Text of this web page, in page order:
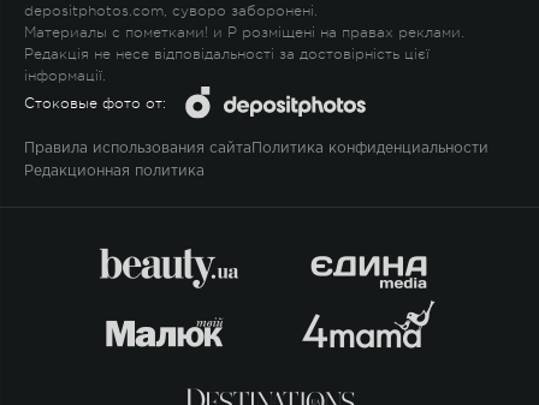
depositphotos.com, суворо заборонені.
Материалы с пометками! и P розміщені на правах реклами.
Редакція не несе відповідальності за достовірність цієї
інформації.
Стоковые фото от:
Правила использования сайта Политика конфиденциальности
Редакционная политика